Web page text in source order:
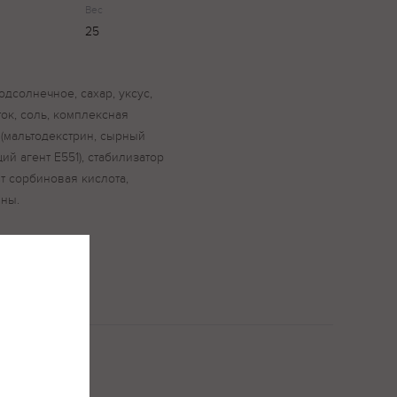
Вес
25
сахар, уксус,
соль, комплексная
сырный
агент Е551), стабилизатор
сорбиновая кислота,